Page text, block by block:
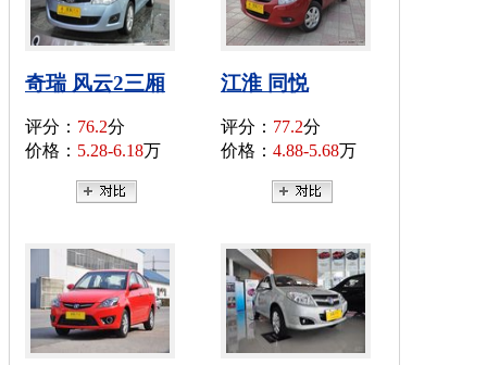
奇瑞 风云2三厢
评分： 76.2分
价格： 5.28-6.18万
江淮 同悦
评分： 77.2分
价格： 4.88-5.68万